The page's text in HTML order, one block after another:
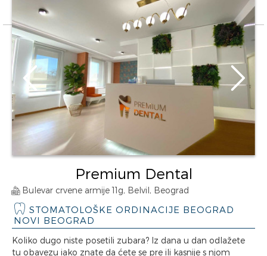
Premium Dental
Bulevar crvene armije 11g, Belvil, Beograd
STOMATOLOŠKE ORDINACIJE BEOGRAD
NOVI BEOGRAD
Koliko dugo niste posetili zubara? Iz dana u dan odlažete
tu obavezu iako znate da ćete se pre ili kasnije s njom